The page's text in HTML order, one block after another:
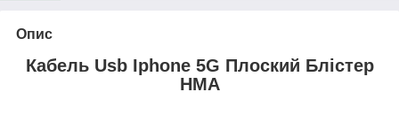
Опис
Кабель Usb Iphone 5G Плоский Блістер
HMA